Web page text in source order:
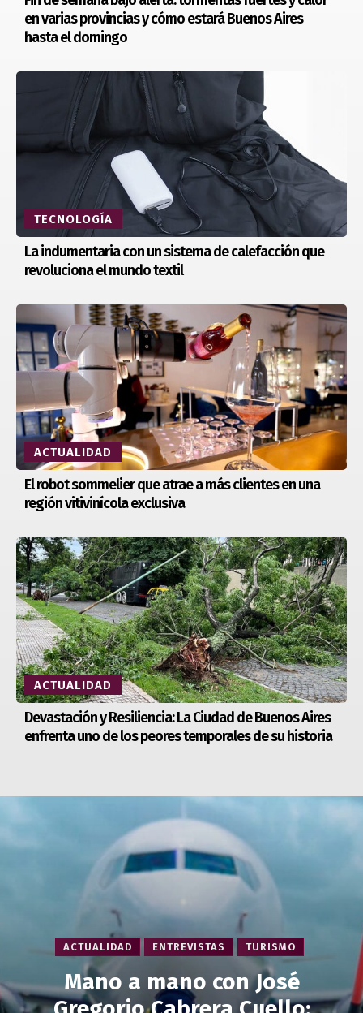
en varias provincias y cómo estará Buenos Aires
hasta el domingo
TECNOLOGÍA
La indumentaria con un sistema de calefacción que
revoluciona el mundo textil
ACTUALIDAD
El robot sommelier que atrae a más clientes en una
región vitivinícola exclusiva
ACTUALIDAD
Devastación y Resiliencia: La Ciudad de Buenos Aires
enfrenta uno de los peores temporales de su historia